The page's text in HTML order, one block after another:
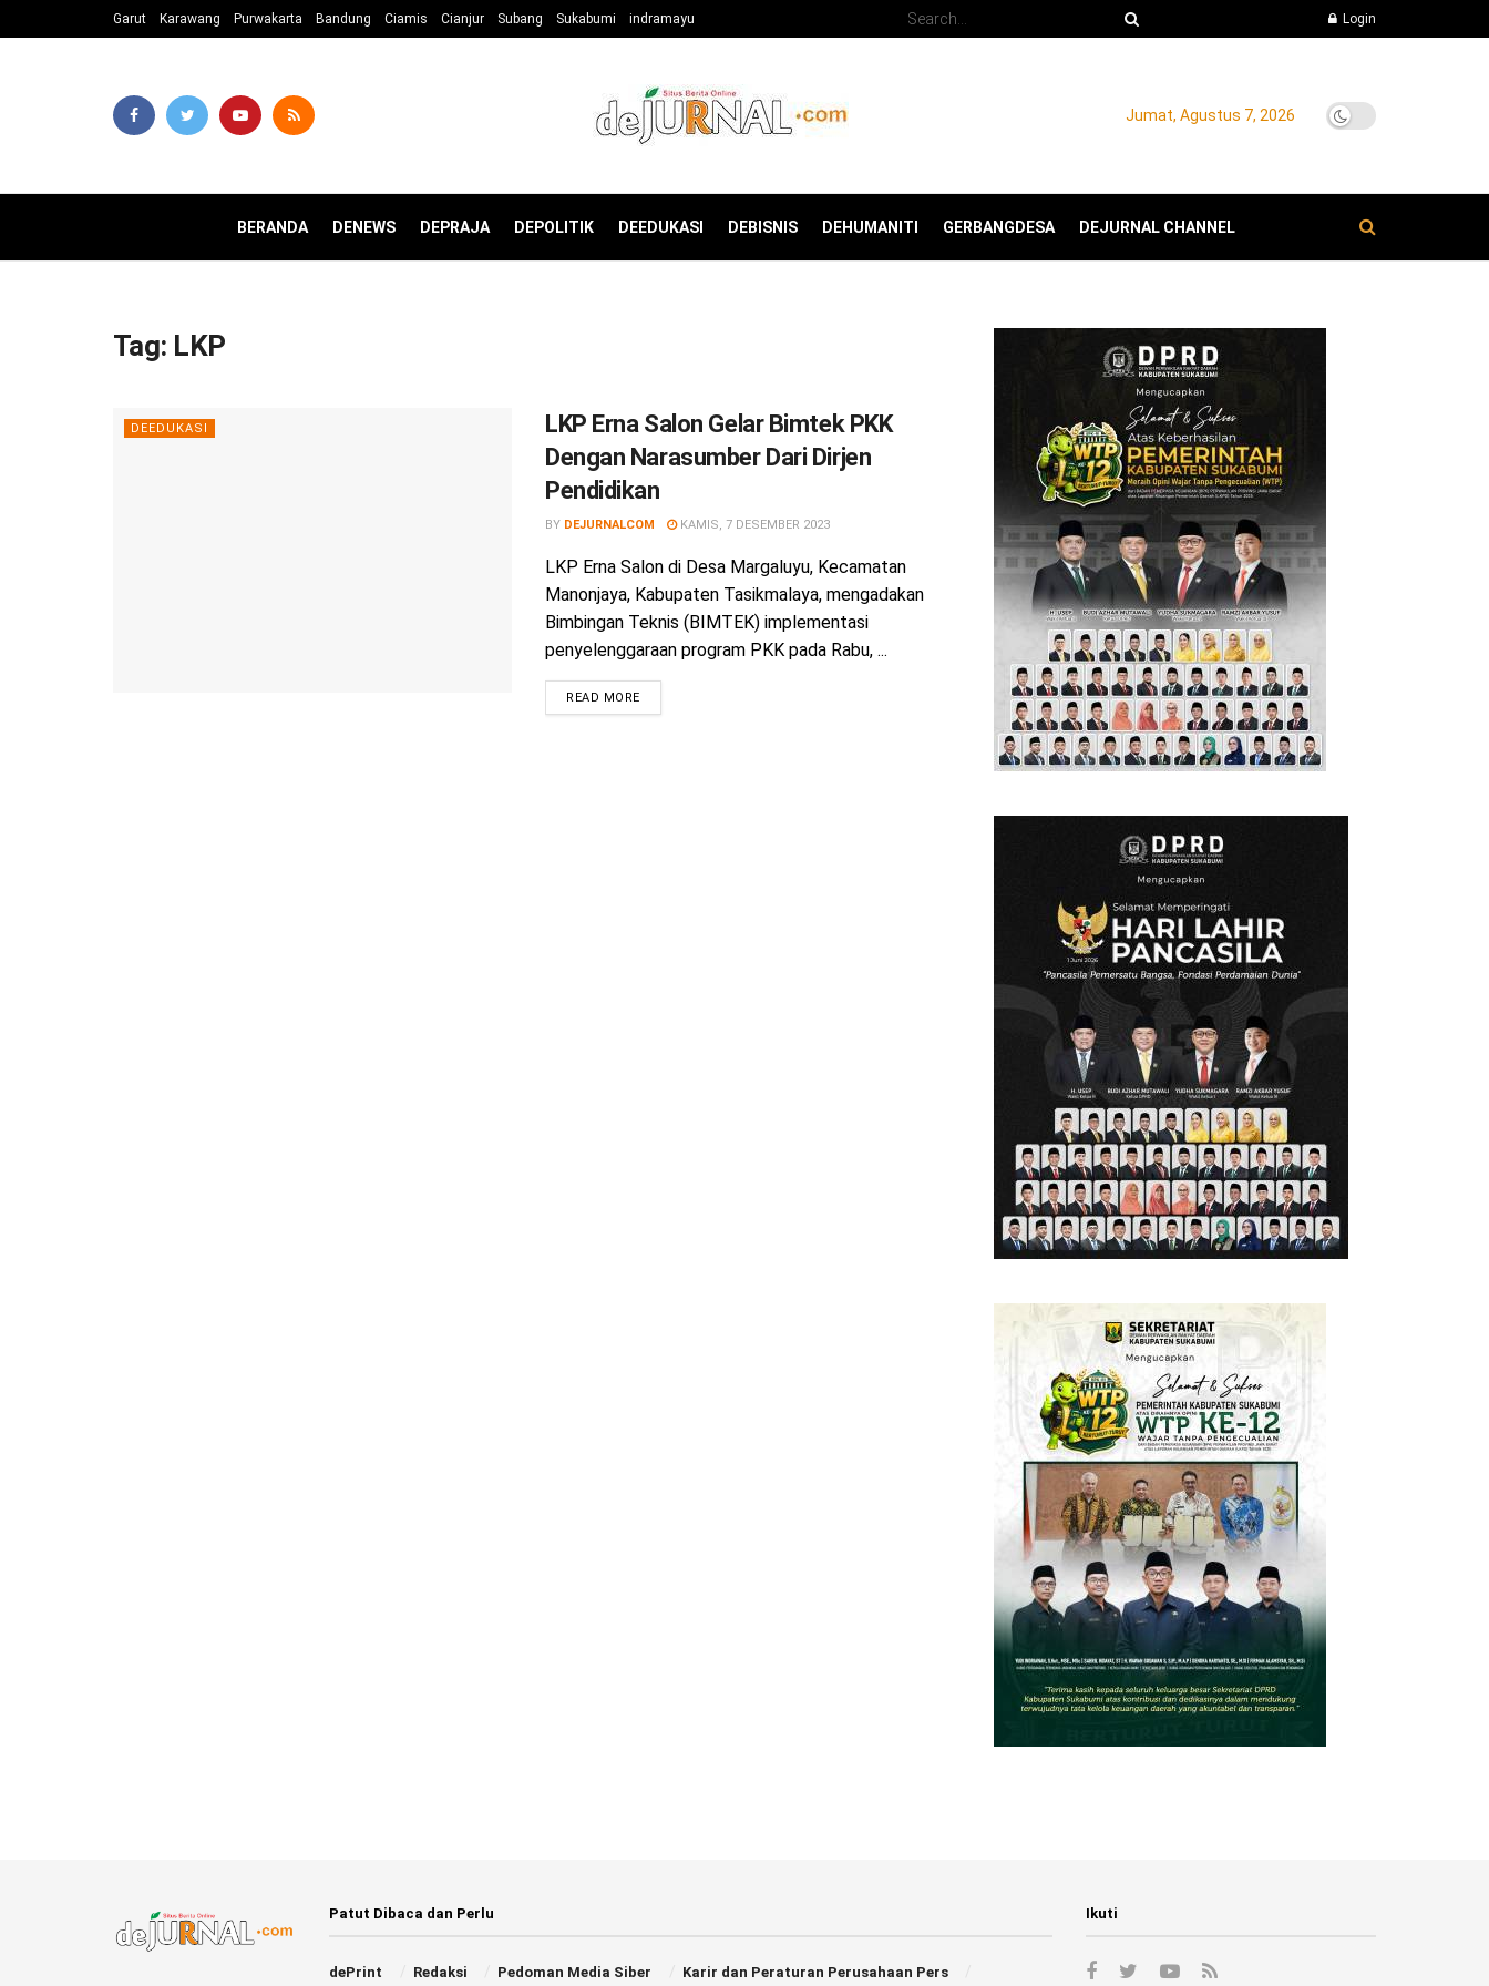
Garut Karawang Purwakarta Bandung Ciamis Cianjur Subang Sukabumi indramayu Login
Jumat, Agustus 7, 2026
BERANDA DENEWS DEPRAJA DEPOLITIK DEEDUKASI DEBISNIS DEHUMANITI GERBANGDESA DEJURNAL CHANNEL
Tag: LKP
DEEDUKASI
LKP Erna Salon Gelar Bimtek PKK
Dengan Narasumber Dari Dirjen
Pendidikan
BY DEJURNALCOM KAMIS, 7 DESEMBER 2023
LKP Erna Salon di Desa Margaluyu, Kecamatan
Manonjaya, Kabupaten Tasikmalaya, mengadakan
Bimbingan Teknis (BIMTEK) implementasi
penyelenggaraan program PKK pada Rabu, ...
READ MORE
Patut Dibaca dan Perlu
dePrint Redaksi Pedoman Media Siber Karir dan Peraturan Perusahaan Pers
Ikuti